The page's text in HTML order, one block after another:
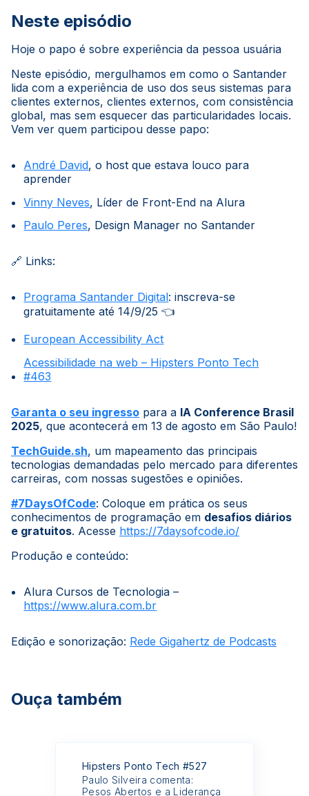
Neste episódio
Hoje o papo é sobre experiência da pessoa usuária
Neste episódio, mergulhamos em como o Santander
lida com a experiência de uso dos seus sistemas para
clientes externos, clientes externos, com consistência
global, mas sem esquecer das particularidades locais.
Vem ver quem participou desse papo:
André David, o host que estava louco para
aprender
Vinny Neves, Líder de Front-End na Alura
Paulo Peres, Design Manager no Santander
🔗 Links:
Programa Santander Digital: inscreva-se
gratuitamente até 14/9/25 👈
European Accessibility Act
Acessibilidade na web – Hipsters Ponto Tech
#463
Garanta o seu ingresso para a IA Conference Brasil
2025, que acontecerá em 13 de agosto em São Paulo!
TechGuide.sh, um mapeamento das principais
tecnologias demandadas pelo mercado para diferentes
carreiras, com nossas sugestões e opiniões.
#7DaysOfCode: Coloque em prática os seus
conhecimentos de programação em desafios diários
e gratuitos. Acesse https://7daysofcode.io/
Produção e conteúdo:
Alura Cursos de Tecnologia –
https://www.alura.com.br
Edição e sonorização: Rede Gigahertz de Podcasts
Ouça também
Hipsters Ponto Tech #527
Paulo Silveira comenta:
Pesos Abertos e a Liderança